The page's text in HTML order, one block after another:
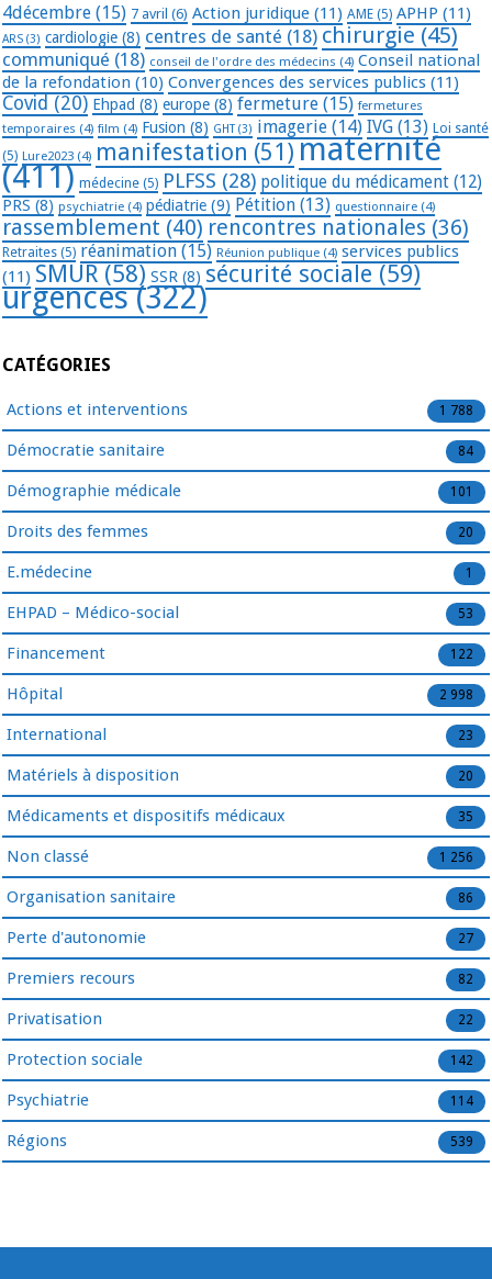
4décembre (15) 7 avril (6) Action juridique (11) AME (5) APHP (11)
ARS (3) cardiologie (8) centres de santé (18) chirurgie (45)
communiqué (18) conseil de l'ordre des médecins (4) Conseil national
de la refondation (10) Convergences des services publics (11)
Covid (20) Ehpad (8) europe (8) fermeture (15) fermetures
temporaires (4) film (4) Fusion (8) GHT(3) imagerie (14) IVG (13) Loi santé
(5) Lure2023 (4) manifestation (51) maternité
(411) médecine (5) PLFSS (28) politique du médicament (12)
PRS (8) psychiatrie (4) pédiatrie (9) Pétition (13) questionnaire (4)
rassemblement (40) rencontres nationales (36)
Retraites (5) réanimation (15) Réunion publique (4) services publics
(11) SMUR (58) SSR (8) sécurité sociale (59)
urgences(322)
CATÉGORIES
Actions et interventions 1 788
Démocratie sanitaire 84
Démographie médicale 101
Droits des femmes 20
E.médecine 1
EHPAD – Médico-social 53
Financement 122
Hôpital 2 998
International 23
Matériels à disposition 20
Médicaments et dispositifs médicaux 35
Non classé 1 256
Organisation sanitaire 86
Perte d'autonomie 27
Premiers recours 82
Privatisation 22
Protection sociale 142
Psychiatrie 114
Régions 539